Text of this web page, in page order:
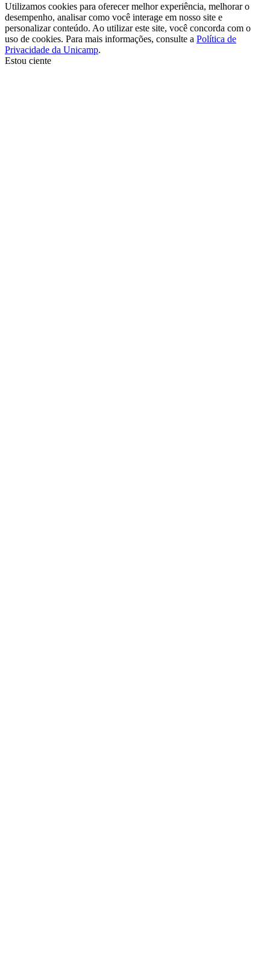
Utilizamos cookies para oferecer melhor experiência, melhorar o
desempenho, analisar como você interage em nosso site e
personalizar conteúdo. Ao utilizar este site, você concorda com o
uso de cookies. Para mais informações, consulte a Política de
Privacidade da Unicamp.
Estou ciente